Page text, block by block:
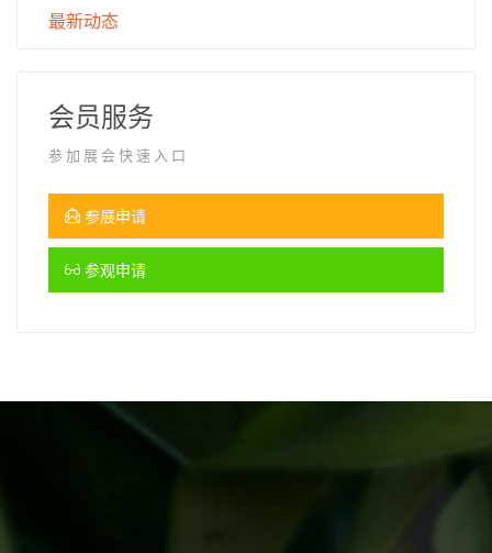
最新动态
会员服务
参加展会快速入口
参展申请
参观申请